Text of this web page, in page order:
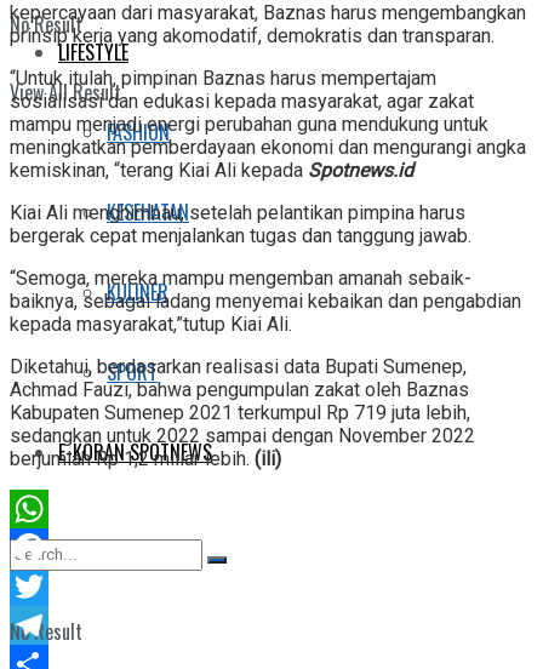
No Result
View All Result
LIFESTYLE
FASHION
KESEHATAN
KULINER
SPORT
E-KORAN SPOTNEWS
No Result
kepercayaan dari masyarakat, Baznas harus mengembangkan
prinsip kerja yang akomodatif, demokratis dan transparan.
“Untuk itulah, pimpinan Baznas harus mempertajam
sosialisasi dan edukasi kepada masyarakat, agar zakat
mampu menjadi energi perubahan guna mendukung untuk
meningkatkan pemberdayaan ekonomi dan mengurangi angka
kemiskinan, “terang Kiai Ali kepada Spotnews.id
Kiai Ali menghimbau, setelah pelantikan pimpina harus
bergerak cepat menjalankan tugas dan tanggung jawab.
“Semoga, mereka mampu mengemban amanah sebaik-
baiknya, sebagai ladang menyemai kebaikan dan pengabdian
kepada masyarakat,”tutup Kiai Ali.
Diketahui, berdasarkan realisasi data Bupati Sumenep,
Achmad Fauzi, bahwa pengumpulan zakat oleh Baznas
Kabupaten Sumenep 2021 terkumpul Rp 719 juta lebih,
sedangkan untuk 2022 sampai dengan November 2022
berjumlah Rp 1,2 miliar lebih. (ili)
WhatsApp
Facebook
Twitter